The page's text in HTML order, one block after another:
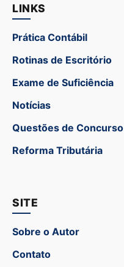
LINKS
Prática Contábil
Rotinas de Escritório
Exame de Suficiência
Notícias
Questões de Concurso
Reforma Tributária
SITE
Sobre o Autor
Contato